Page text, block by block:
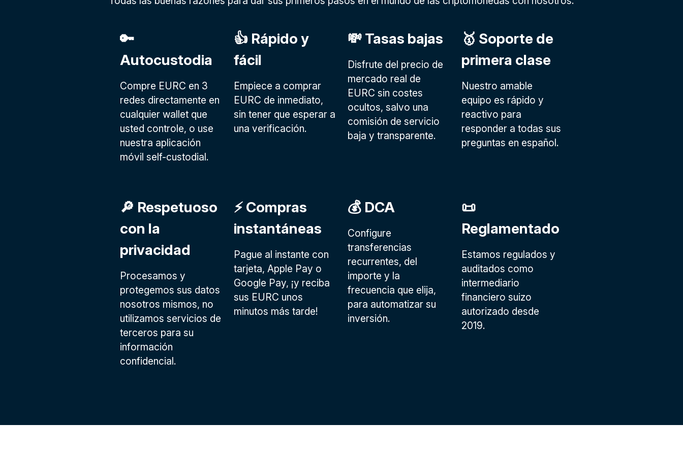
🔑
Autocustodia
Compre EURC en 3
redes directamente en
cualquier wallet que
usted controle, o use
nuestra aplicación
móvil self-custodial.
👍 Rápido y
fácil
Empiece a comprar
EURC de inmediato,
sin tener que esperar a
una verificación.
💸 Tasas bajas
Disfrute del precio de
mercado real de
EURC sin costes
ocultos, salvo una
comisión de servicio
baja y transparente.
🥇 Soporte de
primera clase
Nuestro amable
equipo es rápido y
reactivo para
responder a todas sus
preguntas en español.
🔎 Respetuoso
con la
privacidad
Procesamos y
protegemos sus datos
nosotros mismos, no
utilizamos servicios de
terceros para su
información
confidencial.
⚡️ Compras
instantáneas
Pague al instante con
tarjeta, Apple Pay o
Google Pay, ¡y reciba
sus EURC unos
minutos más tarde!
💰 DCA
Configure
transferencias
recurrentes, del
importe y la
frecuencia que elija,
para automatizar su
inversión.
📜
Reglamentado
Estamos regulados y
auditados como
intermediario
financiero suizo
autorizado desde
2019.